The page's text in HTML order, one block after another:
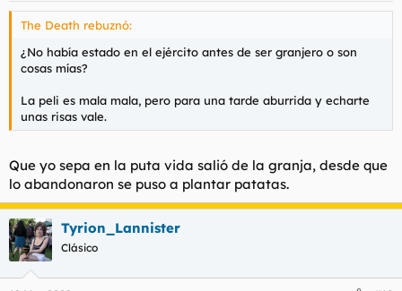
The Death rebuznó:
¿No había estado en el ejército antes de ser granjero o son
cosas mías?
La peli es mala mala, pero para una tarde aburrida y echarte
unas risas vale.
Que yo sepa en la puta vida salió de la granja, desde que
lo abandonaron se puso a plantar patatas.
Tyrion_Lannister
Clásico